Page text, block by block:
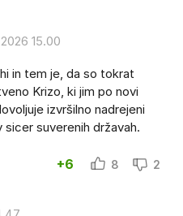
15.00
in tem je, da so tokrat
Krizo, ki jim po novi
izvršilno nadrejeni
suverenih državah.
+6 8 2